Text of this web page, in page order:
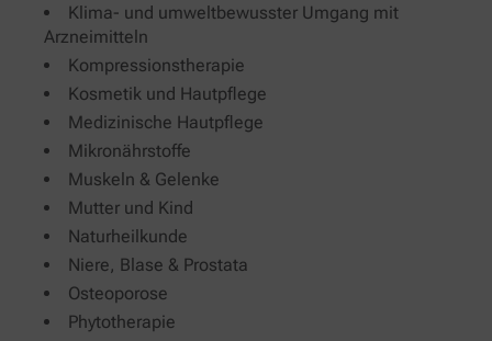
Klima- und umweltbewusster Umgang mit
Arzneimitteln
Kompressionstherapie
Kosmetik und Hautpflege
Medizinische Hautpflege
Mikronährstoffe
Muskeln & Gelenke
Mutter und Kind
Naturheilkunde
Niere, Blase & Prostata
Osteoporose
Phytotherapie